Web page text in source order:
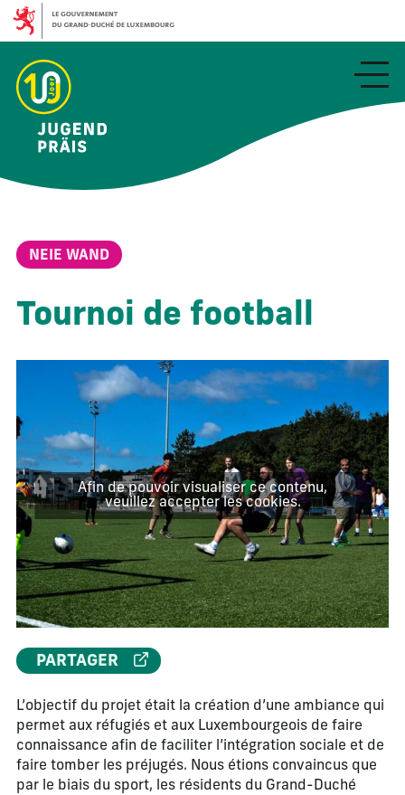
NEIE WAND
Tournoi de football
Afin de pouvoir visualiser ce contenu,
veuillez accepter les cookies.
L’objectif du projet était la création d’une ambiance qui
permet aux réfugiés et aux Luxembourgeois de faire
connaissance afin de faciliter l’intégration sociale et de
faire tomber les préjugés. Nous étions convaincus que
par le biais du sport, les résidents du Grand-Duché
PARTAGER